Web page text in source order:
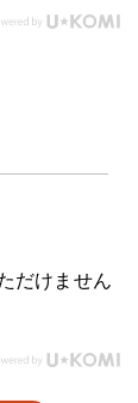
だけません